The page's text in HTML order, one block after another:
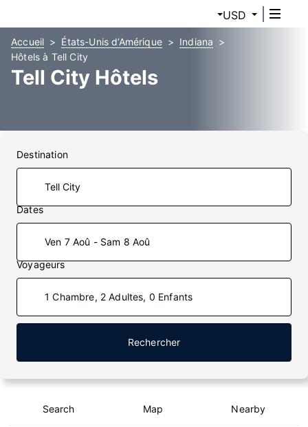
USD
Accueil États-Unis d’Amérique
Indiana
Hôtels à Tell City
Tell City Hôtels
Destination
Dates
Ven 7 Aoû - Sam 8 Aoû
Voyageurs
1 Chambre, 2 Adultes, 0 Enfants
Rechercher
Search Map Nearby